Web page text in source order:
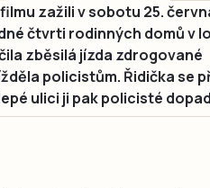
zažili v sobotu 25.
čtvrti rodinných domů v
zběsilá jízda zdrogované
policistům. Řidička se
ulici ji pak policisté